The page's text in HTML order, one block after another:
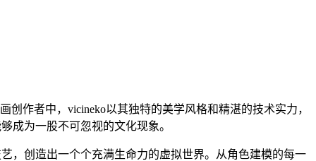
作者中，vicineko以其独特的美学风格和精湛的技术实力，
成为一股不可忽视的文化现象。
，创造出一个个充满生命力的虚拟世界。从角色建模的每一